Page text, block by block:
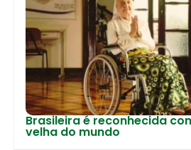
Brasileira é reconhecida
velha do mundo